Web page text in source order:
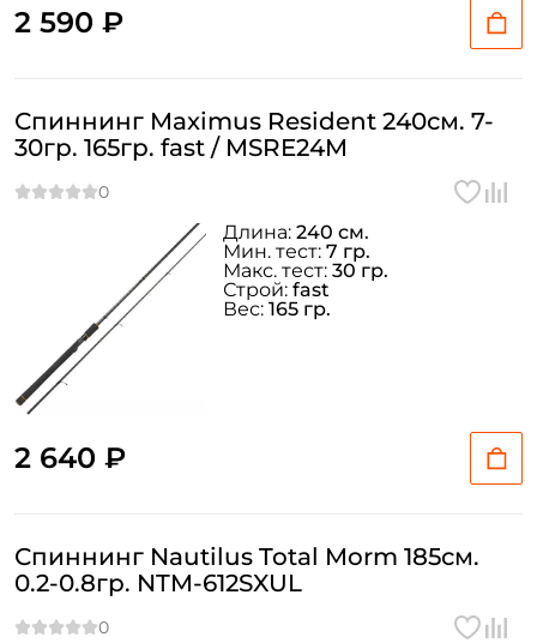
2 590 ₽
Спиннинг Maximus Resident 240см. 7-
30гр. 165гр. fast / MSRE24M
2 640 ₽
Длина: 240 см.
Мин. тест: 7 гр.
Макс. тест: 30 гр.
Строй: fast
Вес: 165 гр.
Спиннинг Nautilus Total Morm 185см.
0.2-0.8гр. NTM-612SXUL